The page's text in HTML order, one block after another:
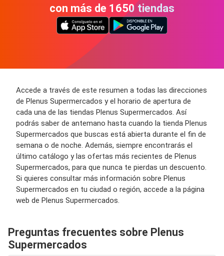
con más de 1650 tiendas
Accede a través de este resumen a todas las direcciones
de Plenus Supermercados y el horario de apertura de
cada una de las tiendas Plenus Supermercados. Así
podrás saber de antemano hasta cuando la tienda Plenus
Supermercados que buscas está abierta durante el fin de
semana o de noche. Además, siempre encontrarás el
último catálogo y las ofertas más recientes de Plenus
Supermercados, para que nunca te pierdas un descuento.
Si quieres consultar más información sobre Plenus
Supermercados en tu ciudad o región, accede a la página
web de Plenus Supermercados.
Preguntas frecuentes sobre Plenus
Supermercados